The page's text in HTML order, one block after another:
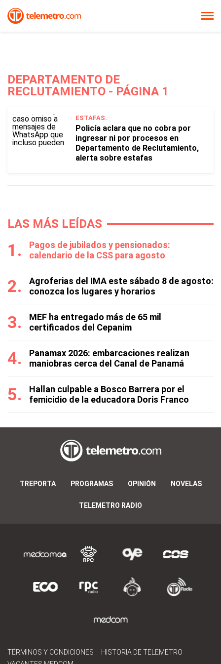
DEPARTAMENTO DE
RECLUTAMIENTO - PÁGINA 1
ESTAFAS.
Policía aclara que no cobra por
ingresar ni por procesos en
Departamento de Reclutamiento,
alerta sobre estafas
LAS MÁS LEÍDAS
Pagos de jubilados y pensionados:
calendario de la CSS para agosto
Agroferias del IMA este sábado 8 de agosto:
conozca los lugares y horarios
MEF ha entregado más de 65 mil
certificados del Cepanim
Panamax 2026: embarcaciones realizan
maniobras cerca del Canal de Panamá
Hallan culpable a Bosco Barrera por el
femicidio de la educadora Doris Franco
TREPORTA PROGRAMAS OPINIÓN NOVELAS
TELEMETRO RADIO
TÉRMINOS Y CONDICIONES
HISTORIA DE TELEMETRO